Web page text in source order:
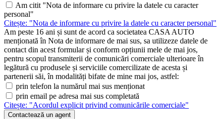
Am citit "Nota de informare cu privire la datele cu caracter
personal"
Citește: "Nota de informare cu privire la datele cu caracter personal"
Am peste 16 ani și sunt de acord ca societatea CASA AUTO
menționată în Nota de informare de mai sus, sa utilizeze datele de
contact din acest formular și conform opțiunii mele de mai jos,
pentru scopul transmiterii de comunicări comerciale ulterioare în
legătură cu produsele și serviciile comercilizate de acesta și
partenerii săi, în modalități bifate de mine mai jos, astfel:
prin telefon la numărul mai sus menționat
prin email pe adresa mai sus completată
Citește: "Acordul explicit privind comunicările comerciale"
Contactează un agent